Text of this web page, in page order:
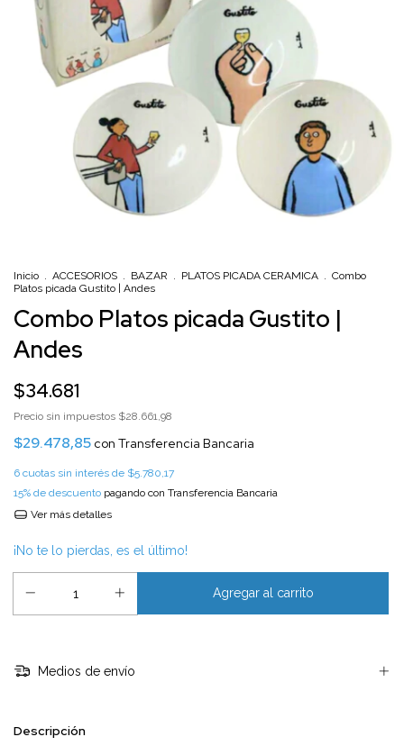
Inicio . ACCESORIOS . BAZAR . PLATOS PICADA CERAMICA . Combo
Platos picada Gustito | Andes
Combo Platos picada Gustito |
Andes
$34.681
Precio sin impuestos $28.661,98
$29.478,85 con Transferencia Bancaria
6 cuotas sin interés de $5.780,17
15% de descuento pagando con Transferencia Bancaria
Ver más detalles
¡No te lo pierdas, es el último!
Medios de envío
Descripción